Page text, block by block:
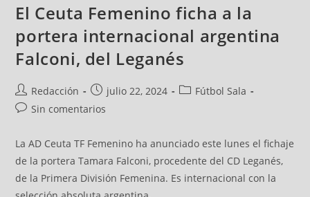
El Ceuta Femenino ficha a la
portera internacional argentina
Falconi, del Leganés
Redacción julio 22, 2024
Fútbol Sala
Sin comentarios
La AD Ceuta TF Femenino ha anunciado este lunes el fichaje
de la portera Tamara Falconi, procedente del CD Leganés,
de la Primera División Femenina. Es internacional con la